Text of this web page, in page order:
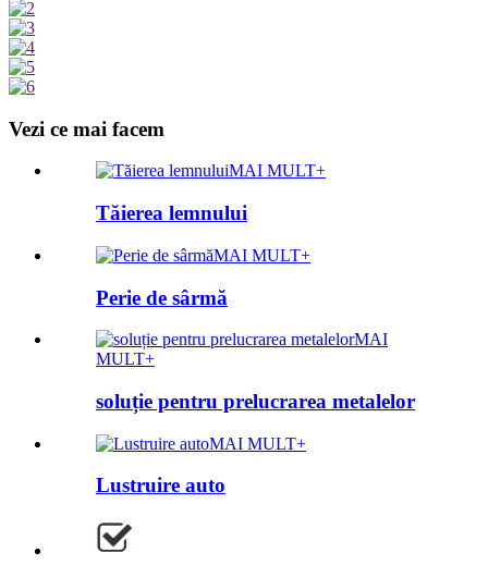
Vezi ce mai facem
MAI MULT+
Tăierea lemnului
MAI MULT+
Perie de sârmă
MAI
MULT+
soluție pentru prelucrarea metalelor
MAI MULT+
Lustruire auto